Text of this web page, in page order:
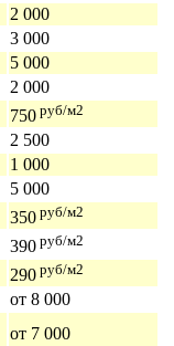
2 000
3 000
5 000
2 000
750 руб/м2
2 500
1 000
5 000
350 руб/м2
390 руб/м2
290 руб/м2
от 8 000
от 7 000